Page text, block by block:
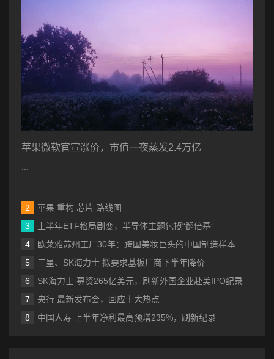
苹果微软官宣涨价，市值一夜蒸发2.4万亿
苹果 重构 芯片 路线图
上半年ETF格局剧变，半导体主题包揽“翻倍基”
欧莱雅苏州工厂30年：跨国美妆巨头的中国制造样本
三星、SK海力士 拟要求基板厂商下半年降价
SK海力士 募资265亿美元，刷新外国企业赴美IPO纪录
央行 最新发布会，回应十大热点
中国人寿 上半年净利最高预增235%，刷新纪录